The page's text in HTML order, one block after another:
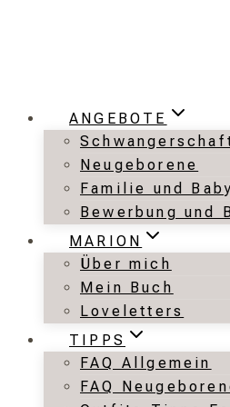
ANGEBOTE
Neugeborene
Familie und Baby
Bewerbung und
MARION
Über mich
Mein Buch
Loveletters
TIPPS
FAQ Allgemein
FAQ